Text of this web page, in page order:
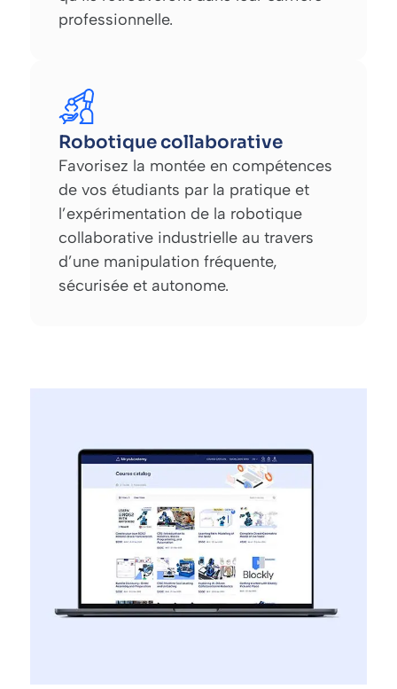
professionnelle.
Robotique collaborative
Favorisez la montée en compétences
de vos étudiants par la pratique et
l’expérimentation de la robotique
collaborative industrielle au travers
d’une manipulation fréquente,
sécurisée et autonome.